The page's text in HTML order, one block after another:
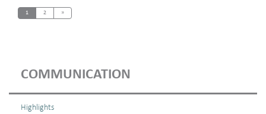
COMMUNICATION
Highlights
1 2 »Next